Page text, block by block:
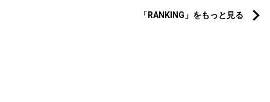
「RANKING」をもっと見る